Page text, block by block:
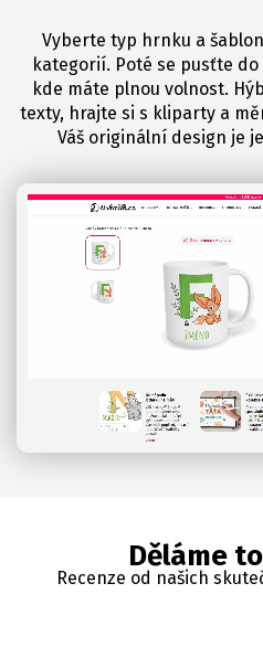
Vyberte typ hrnku a
kategorií. Poté se pusťte
kde máte plnou volnost.
texty, hrajte si s kliparty a
Váš originální design je
Děláme
Recenze od našich